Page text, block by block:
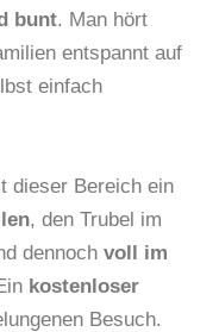
bunt. Man hört
entspannt auf
einfach
dieser Bereich ein
, den Trubel im
dennoch voll im
kostenloser
Besuch.